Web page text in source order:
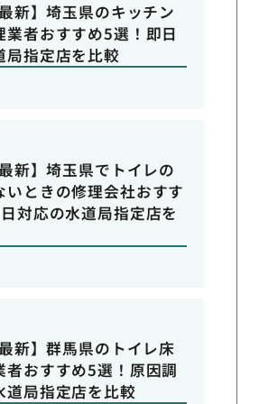
新】埼玉県のキッチン
業者おすすめ5選！即日
局指定店を比較
新】埼玉県でトイレの
いときの修理会社おすす
対応の水道局指定店を
新】群馬県のトイレ床
者おすすめ5選！原因調
道局指定店を比較